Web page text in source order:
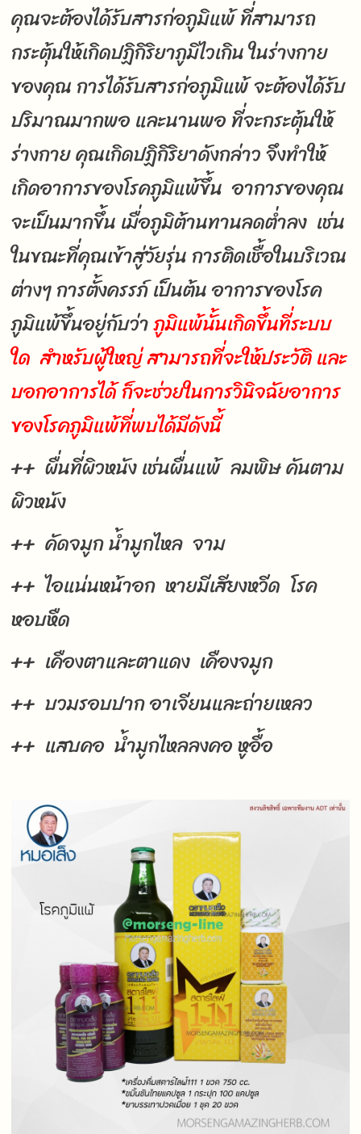
คุณจะต้องได้รับสารก่อภูมิแพ้ ที่สามารถ
กระตุ้นให้เกิดปฏิกิริยาภูมิไวเกิน ในร่างกาย
ของคุณ การได้รับสารก่อภูมิแพ้ จะต้องได้รับ
ปริมาณมากพอ และนานพอ ที่จะกระตุ้นให้
ร่างกาย คุณเกิดปฏิกิริยาดังกล่าว จึงทำให้
เกิดอาการของโรคภูมิแพ้ขึ้น อาการของคุณ
จะเป็นมากขึ้น เมื่อภูมิต้านทานลดต่ำลง เช่น
ในขณะที่คุณเข้าสู่วัยรุ่น การติดเชื้อในบริเวณ
ต่างๆ การตั้งครรภ์ เป็นต้น อาการของโรค
ภูมิแพ้ขึ้นอยู่กับว่าภูมิแพ้นั้นเกิดขึ้นที่ระบบ
ใด สำหรับผู้ใหญ่ สามารถที่จะให้ประวัติ และ
บอกอาการได้ ก็จะช่วยในการวินิจฉัยอาการ
ของโรคภูมิแพ้ที่พบได้มีดังนี้
++ ผื่นที่ผิวหนัง เช่นผื่นแพ้ ลมพิษ คันตาม
ผิวหนัง
++ คัดจมูก น้ำมูกไหล จาม
++ ไอแน่นหน้าอก หายมีเสียงหวีด โรค
หอบหืด
++ เคืองตาและตาแดง เคืองจมูก
++ บวมรอบปาก อาเจียนและถ่ายเหลว
++ แสบคอ น้ำมูกไหลลงคอ หูอื้อ